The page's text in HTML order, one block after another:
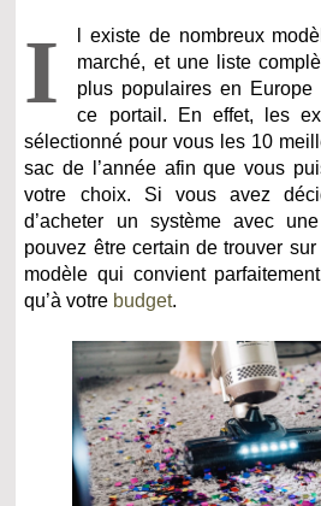
I
l existe de nombreux
marché, et une liste
plus populaires en Europe
ce portail. En effet, les
sélectionné pour vous les 10
sac de l’année afin que vous
votre choix. Si vous avez
d’acheter un système avec
pouvez être certain de trouver
modèle qui convient
qu’à votre budget.